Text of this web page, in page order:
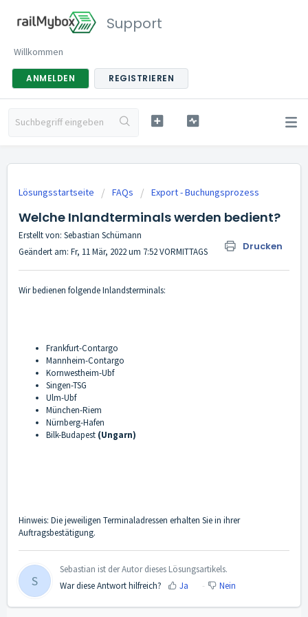
Support
Willkommen
ANMELDEN REGISTRIEREN
Lösungsstartseite FAQs Export - Buchungsprozess
Welche Inlandterminals werden bedient?
Drucken
Erstellt von: Sebastian Schümann
Geändert am: Fr, 11 Mär, 2022 um 7:52 VORMITTAGS
Wir bedienen folgende Inlandsterminals:
Frankfurt-Contargo
Mannheim-Contargo
Kornwestheim-Ubf
Singen-TSG
Ulm-Ubf
München-Riem
Nürnberg-Hafen
Bilk-Budapest (Ungarn)
Hinweis: Die jeweiligen Terminaladressen erhalten Sie in ihrer
Auftragsbestätigung.
S
Sebastian ist der Autor dieses Lösungsartikels.
War diese Antwort hilfreich?
Ja Nein